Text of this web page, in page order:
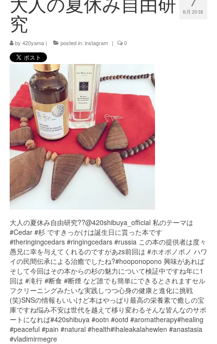
420 shibuya_info
420 shibuya_access
420 shibuya_shop
Instagram:420shibuya_official
About:FOUR TWENTY SHIBUYA
YouTube:420shibuya
420 Blog Full
www.h4wp.com
420friendly 通販
8月 2018
究
by 420yama | posted in: instagram | 0
大人の夏休み自由研究??@420shibuya_official 私のテーマは
#Cedar #杉 ですきっかけは誕生日に貰った本です
#theringingcedars #ringingcedars #russia この本の提供者は度々
愚兄に幸を与えてくれるのですがあzs前回は #ホオポノポノ ハワ
イの民間伝承による治癒でしたね?#hooponopono 興味があれば
そして今回はその本からの杉の魅力について検証中ですね年に1
回は #滝行 #断食 #断煙 など誰でも簡単にできるとされますセル
フクリーニングみたいな実践しつつ心身の健康と進化に挑戦
(笑)SNSの情報もいいけど本はやっぱり最高の栄養素で癒しの宝
庫ですね悩み不安は世代を越えて移り変わるそんな皆んなのサポ
ートになれば#420shibuya #ootn #ootd #aromatherapy#healing
#peaceful #pain #natural #health#ihaleakalahewlen #anastasia
#vladimirmegre